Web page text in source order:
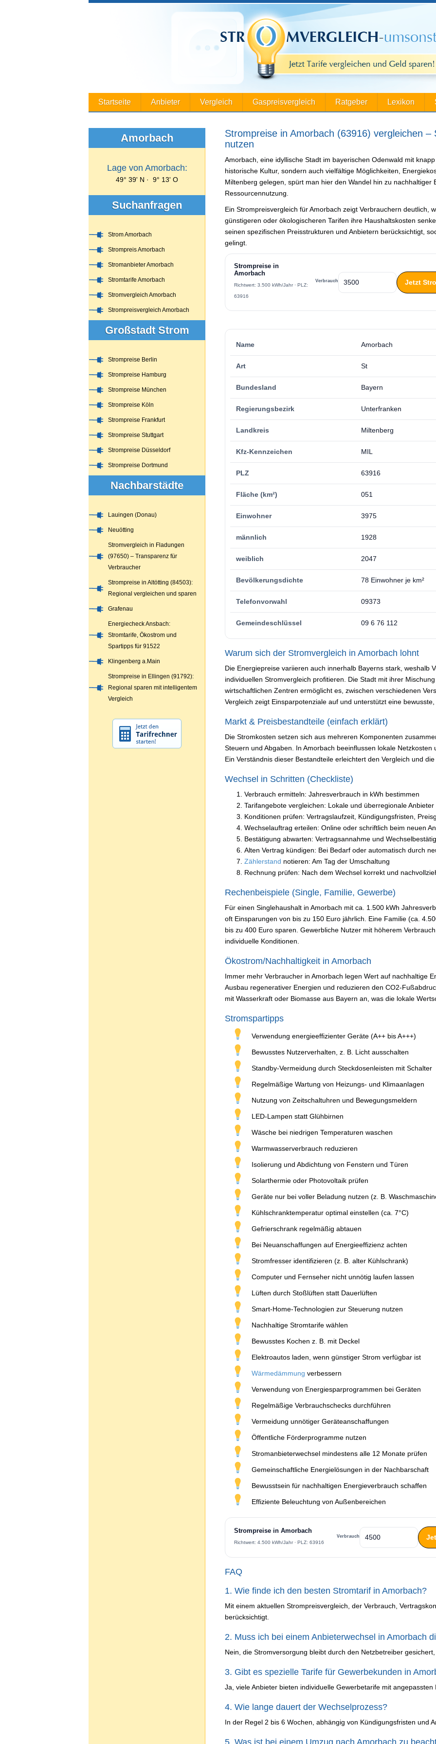
Startseite Anbieter Vergleich Gaspreisvergleich Ratgeber Lexikon
Strompreise in Amorbach (63916) vergleichen –
nutzen
Amorbach, eine idyllische Stadt im bayerischen Odenwald mit
historische Kultur, sondern auch vielfältige Möglichkeiten,
Miltenberg gelegen, spürt man hier den Wandel hin zu nachhaltiger
Ressourcennutzung.
Ein Strompreisvergleich für Amorbach zeigt Verbrauchern deutlich,
günstigeren oder ökologischeren Tarifen ihre Haushaltskosten
seinen spezifischen Preisstrukturen und Anbietern berücksichtigt,
gelingt.
Strompreise in
Amorbach
Richtwert: 3.500 kWh/Jahr · PLZ:
63916
Verbrauch Jetzt
Name Amorbach
Art St
Bundesland Bayern
Regierungsbezirk Unterfranken
Landkreis Miltenberg
Kfz-Kennzeichen MIL
PLZ 63916
Fläche (km²) 051
Einwohner 3975
männlich 1928
weiblich 2047
Bevölkerungsdichte 78 Einwohner je km²
Telefonvorwahl 09373
Gemeindeschlüssel 09 6 76 112
Warum sich der Stromvergleich in Amorbach lohnt
Die Energiepreise variieren auch innerhalb Bayerns stark, weshalb
individuellen Stromvergleich profitieren. Die Stadt mit ihrer
wirtschaftlichen Zentren ermöglicht es, zwischen verschiedenen
Vergleich zeigt Einsparpotenziale auf und unterstützt eine
Markt & Preisbestandteile (einfach erklärt)
Die Stromkosten setzen sich aus mehreren Komponenten
Steuern und Abgaben. In Amorbach beeinflussen lokale
Ein Verständnis dieser Bestandteile erleichtert den Vergleich und
Wechsel in Schritten (Checkliste)
Verbrauch ermitteln: Jahresverbrauch in kWh bestimmen
Tarifangebote vergleichen: Lokale und überregionale Anbieter
Konditionen prüfen: Vertragslaufzeit, Kündigungsfristen,
Wechselauftrag erteilen: Online oder schriftlich beim neuen
Bestätigung abwarten: Vertragsannahme und
Alten Vertrag kündigen: Bei Bedarf oder automatisch durch
Zählerstand notieren: Am Tag der Umschaltung
Rechnung prüfen: Nach dem Wechsel korrekt und
Rechenbeispiele (Single, Familie, Gewerbe)
Für einen Singlehaushalt in Amorbach mit ca. 1.500 kWh
oft Einsparungen von bis zu 150 Euro jährlich. Eine Familie (ca.
bis zu 400 Euro sparen. Gewerbliche Nutzer mit höherem
individuelle Konditionen.
Ökostrom/Nachhaltigkeit in Amorbach
Immer mehr Verbraucher in Amorbach legen Wert auf nachhaltige
Ausbau regenerativer Energien und reduzieren den CO2-
mit Wasserkraft oder Biomasse aus Bayern an, was die lokale
Stromspartipps
Verwendung energieeffizienter Geräte (A++ bis A+++)
Bewusstes Nutzerverhalten, z. B. Licht ausschalten
Standby-Vermeidung durch Steckdosenleisten mit Schalter
Regelmäßige Wartung von Heizungs- und Klimaanlagen
Nutzung von Zeitschaltuhren und Bewegungsmeldern
LED-Lampen statt Glühbirnen
Wäsche bei niedrigen Temperaturen waschen
Warmwasserverbrauch reduzieren
Isolierung und Abdichtung von Fenstern und Türen
Solarthermie oder Photovoltaik prüfen
Geräte nur bei voller Beladung nutzen (z. B.
Kühlschranktemperatur optimal einstellen (ca. 7°C)
Gefrierschrank regelmäßig abtauen
Bei Neuanschaffungen auf Energieeffizienz achten
Stromfresser identifizieren (z. B. alter Kühlschrank)
Computer und Fernseher nicht unnötig laufen lassen
Lüften durch Stoßlüften statt Dauerlüften
Smart-Home-Technologien zur Steuerung nutzen
Nachhaltige Stromtarife wählen
Bewusstes Kochen z. B. mit Deckel
Elektroautos laden, wenn günstiger Strom verfügbar ist
Wärmedämmung verbessern
Verwendung von Energiesparprogrammen bei Geräten
Regelmäßige Verbrauchschecks durchführen
Vermeidung unnötiger Geräteanschaffungen
Öffentliche Förderprogramme nutzen
Stromanbieterwechsel mindestens alle 12 Monate prüfen
Gemeinschaftliche Energielösungen in der Nachbarschaft
Bewusstsein für nachhaltigen Energieverbrauch schaffen
Effiziente Beleuchtung von Außenbereichen
Strompreise in Amorbach
Richtwert: 4.500 kWh/Jahr · PLZ: 63916
Verbrauch
FAQ
1. Wie finde ich den besten Stromtarif in Amorbach?
Mit einem aktuellen Strompreisvergleich, der Verbrauch,
berücksichtigt.
2. Muss ich bei einem Anbieterwechsel in Amorbach
Nein, die Stromversorgung bleibt durch den Netzbetreiber
3. Gibt es spezielle Tarife für Gewerbekunden in
Ja, viele Anbieter bieten individuelle Gewerbetarife mit angepassten
4. Wie lange dauert der Wechselprozess?
In der Regel 2 bis 6 Wochen, abhängig von Kündigungsfristen und
5. Was ist bei einem Umzug nach Amorbach zu
Amorbach
Lage von Amorbach:
49° 39' N · 9° 13' O
Suchanfragen
Strom Amorbach
Strompreis Amorbach
Stromanbieter Amorbach
Stromtarife Amorbach
Stromvergleich Amorbach
Strompreisvergleich Amorbach
Großstadt Strom
Strompreise Berlin
Strompreise Hamburg
Strompreise München
Strompreise Köln
Strompreise Frankfurt
Strompreise Stuttgart
Strompreise Düsseldorf
Strompreise Dortmund
Nachbarstädte
Lauingen (Donau)
Neuötting
Stromvergleich in Fladungen
(97650) – Transparenz für
Verbraucher
Strompreise in Altötting (84503):
Regional vergleichen und sparen
Grafenau
Energiecheck Ansbach:
Stromtarife, Ökostrom und
Spartipps für 91522
Klingenberg a.Main
Strompreise in Ellingen (91792):
Regional sparen mit intelligentem
Vergleich